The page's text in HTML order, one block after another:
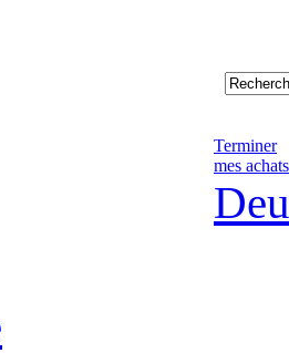
Terminer
mes